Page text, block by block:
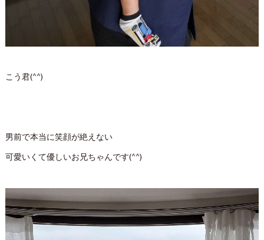
こう君(^^)
男前で本当に笑顔が絶えない
可愛いくて優しいお兄ちゃんです(^^)